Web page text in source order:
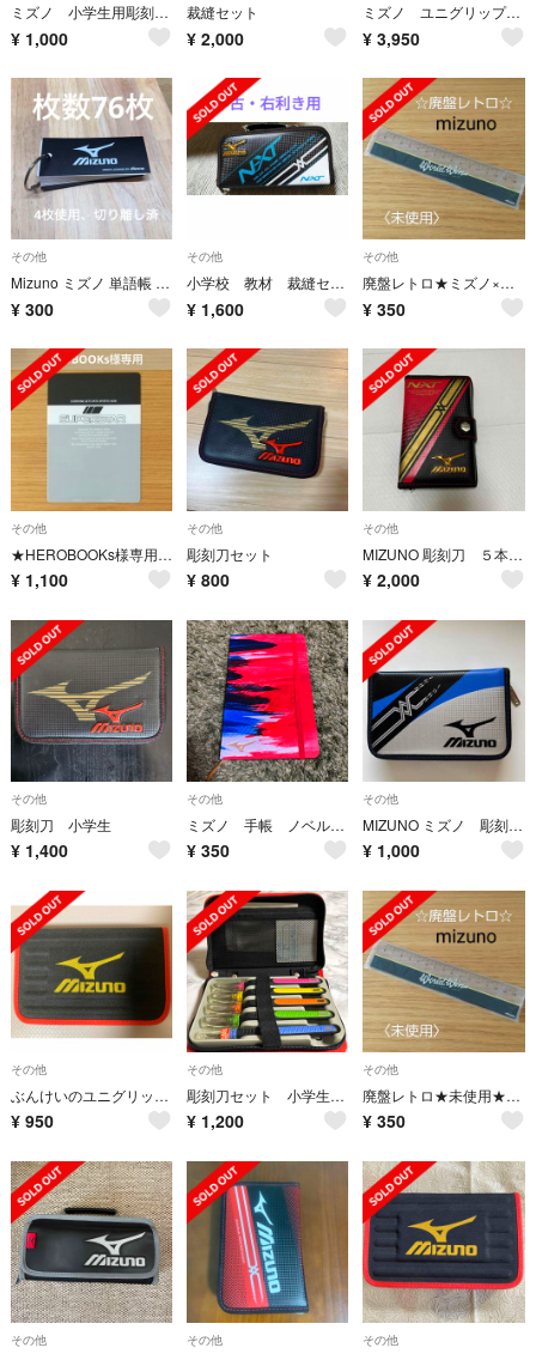
ミズノ 小学生用彫刻刀セット
¥ 1,000
裁縫セット
¥ 2,000
ミズノ ユニグリップNEO 彫刻刀セット 新品
¥ 3,950
その他
Mizuno ミズノ 単語帳 リング付き 76枚（4枚使用切り離し済み）
¥ 300
その他
小学校 教材 裁縫セット
¥ 1,600
その他
廃盤レトロ★ミズノ×ペンテル15cm定規★未使用
¥ 350
その他
★HEROBOOKs様専用★MIZUNO「SUPER STAR」文具セット
¥ 1,100
その他
彫刻刀セット
¥ 800
その他
MIZUNO 彫刻刀 ５本 【美品】
¥ 2,000
その他
彫刻刀 小学生
¥ 1,400
その他
ミズノ 手帳 ノベルティ
¥ 350
その他
MIZUNO ミズノ 彫刻刀セット 学校 小学生 中学生 男の子
¥ 1,000
その他
ぶんけいのユニグリップⅡ彫刻刀 MIZUNO右利き用
¥ 950
その他
彫刻刀セット 小学生 右利き
¥ 1,200
その他
廃盤レトロ★未使用★ミズノ×ペンテル15cm定規
¥ 350
その他 その他 その他